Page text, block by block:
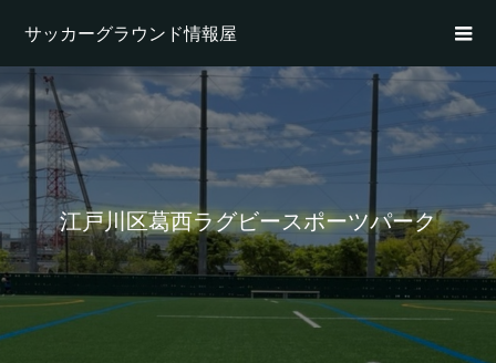
サッカーグラウンド情報屋
江戸川区葛西ラグビースポーツパーク